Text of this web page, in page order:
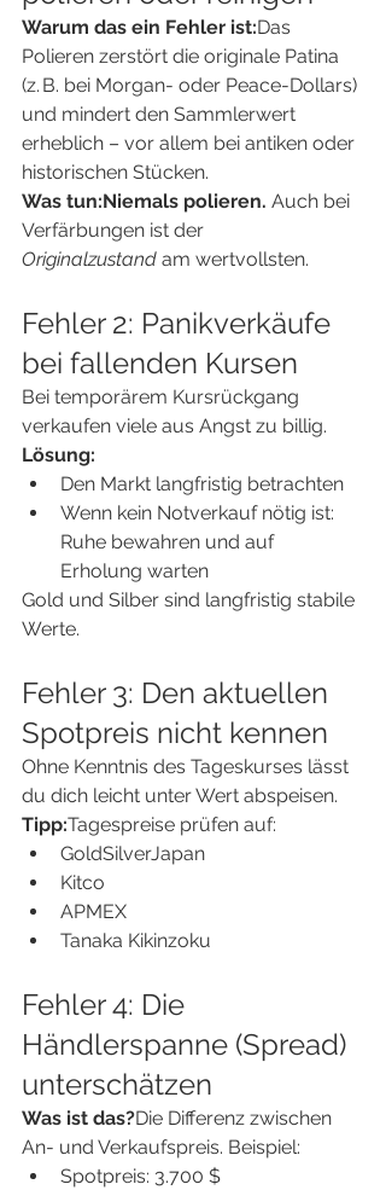
Warum das ein Fehler ist:Das
Polieren zerstört die originale Patina
(z. B. bei Morgan- oder Peace-Dollars)
und mindert den Sammlerwert
erheblich – vor allem bei antiken oder
historischen Stücken.
Was tun:Niemals polieren. Auch bei
Verfärbungen ist der
Originalzustand am wertvollsten.
Fehler 2: Panikverkäufe
bei fallenden Kursen
Bei temporärem Kursrückgang
verkaufen viele aus Angst zu billig.
Lösung:
Den Markt langfristig betrachten
Wenn kein Notverkauf nötig ist:
Ruhe bewahren und auf
Erholung warten
Gold und Silber sind langfristig stabile
Werte.
Fehler 3: Den aktuellen
Spotpreis nicht kennen
Ohne Kenntnis des Tageskurses lässt
du dich leicht unter Wert abspeisen.
Tipp:Tagespreise prüfen auf:
GoldSilverJapan
Kitco
APMEX
Tanaka Kikinzoku
Fehler 4: Die
Händlerspanne (Spread)
unterschätzen
Was ist das?Die Differenz zwischen
An- und Verkaufspreis. Beispiel:
Spotpreis: 3.700 $